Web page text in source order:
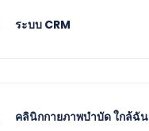
ระบบ CRM
คลินิกกายภาพบำบัด ใกล้ฉัน